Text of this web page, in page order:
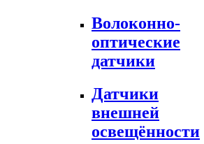
Волоконно-
оптические
датчики
Датчики
внешней
освещённости